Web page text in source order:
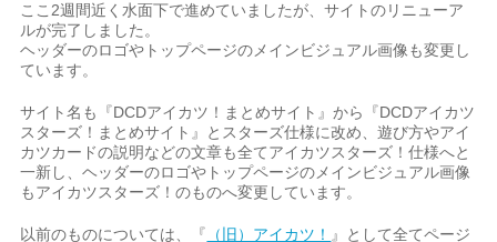
ここ2週間近く水面下で進めていましたが、サイトのリニューア
ルが完了しました。
ヘッダーのロゴやトップページのメインビジュアル画像も変更し
ています。
サイト名も『DCDアイカツ！まとめサイト』から『DCDアイカツ
スターズ！まとめサイト』とスターズ仕様に改め、遊び方やアイ
カツカードの説明などの文章も全てアイカツスターズ！仕様へと
一新し、ヘッダーのロゴやトップページのメインビジュアル画像
もアイカツスターズ！のものへ変更しています。
以前のものについては、『 （旧）アイカツ！ 』として全てページ